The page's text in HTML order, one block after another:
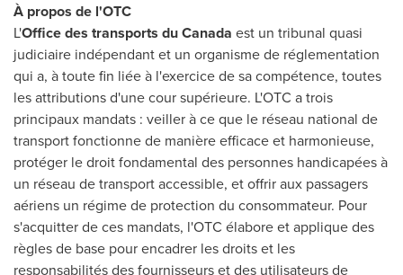
À propos de l'OTC
L'Office des transports duCanada est un tribunal quasi
judiciaire indépendant et un organisme de réglementation
qui a, à toute fin liée à l'exercice de sa compétence, toutes
les attributions d'une cour supérieure. L'OTC a trois
principaux mandats : veiller à ce que le réseau national de
transport fonctionne de manière efficace et harmonieuse,
protéger le droit fondamental des personnes handicapées à
un réseau de transport accessible, et offrir aux passagers
aériens un régime de protection du consommateur. Pour
s'acquitter de ces mandats, l'OTC élabore et applique des
règles de base pour encadrer les droits et les
responsabilités des fournisseurs et des utilisateurs de